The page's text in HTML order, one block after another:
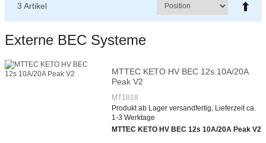
3 Artikel
Externe BEC Systeme
MTTEC KETO HV BEC 12s 10A/20A
Peak V2
MT1818
Produkt ab Lager versandfertig, Lieferzeit ca.
1-3 Werktage
MTTEC KETO HV BEC 12s 10A/20A Peak V2